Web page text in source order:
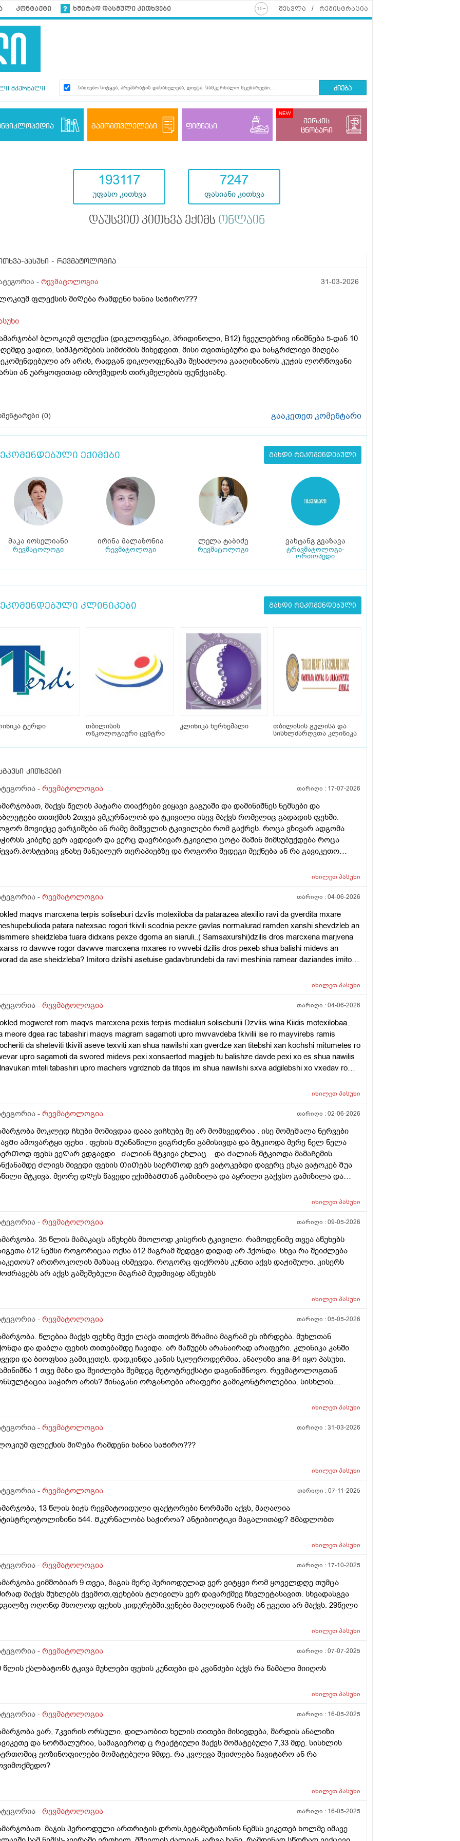
კონტაქტი ხშირად დასმული კითხვები შესვლა რეგისტრაცია
მკურნალი ძიება
გამომთვლელები ფიტნესი
მერკის
ცნობარი
193117
უფასო კითხვა
7247
ფასიანი კითხვა
დაუსვით კითხვა ექიმს ონლაინ
პასუხი - რევმატოლოგია
- რევმატოლოგია 31-03-2026
ფლექსის მიᲦება რამდენი ხანია საᲭირო???
ბლოკიუმ ფლექსი (დიკლოფენაკი, პრიდინოლი, B12) ჩვეულებრივ ინიშნება 5-დან 10
ვადით, სიმპტომების სიმძიმის მიხედვით. მისი თვითნებური და ხანგრძლივი მიღება
არ არის, რადგან დიკლოფენაკმა შესაძლოა გააღიზიანოს კუჭის ლორწოვანი
ან უარყოფითად იმოქმედოს თირკმელების ფუნქციაზე.
(0) გააკეთეთ კომენტარი
ექიმები გახდი რეკომენდებული
მაკა იოსელიანი
რევმატოლოგი
ირინა მალაზონია
რევმატოლოგი
ლელა ტაბიძე
რევმატოლოგი
ვახტანგ გვაზავა
ტრავმატოლოგი-
ორთოპედი
კლინიკები გახდი რეკომენდებული
ტერდი
თბილისის
ონკოლოგიური ცენტრი
კლინიკა ხერხემალი
თბილისის გულისა და
სისხლძარღვთა კლინიკა
კითხვები
- რევმატოლოგია თარიღი : 17-07-2026
მაქვს წელის პატარა თიაქრები ვიყავი გაგუაში და დამინიშნეს ნემსები და
თითქმის 2თვეა ვმკურნალობ და ტკივილი ისევ მაქვს რომელიც გადადის ფეხში.
მოვიქცე ვარჯიშები ან რამე მიშველის ტკივილები რომ გაქრეს. როცა ვზივარ ადგომა
კიბეზე ვერ ავდივარ და ვერც დავრბივარ.ტკივილი ცოტა მაშინ მიმსუბუქდება როცა
ვნახე მანუალურ თერაპიებზე და როგორი შედეგი მექნება ან რა გავიკეთო
იხილეთპასუხი
- რევმატოლოგია თარიღი :04-06-2026
maqvs marcxena terpis soliseburi dzvlis motexiloba da patarazea atexilio ravi da gverdita mxare
patara natexsac rogori tkivili scodnia pexze gavlas normalurad ramden xanshi shevdzleb an
sheidzleba tuara didxans pexze dgoma an siaruli..( Samsaxurshi)dzilis dros marcxena marjvena
ro davwve rogor davwve marcxena mxares ro vwvebi dzilis dros pexeb shua balishi midevs an
da ase sheidzleba? Imitoro dzilshi asetuise gadavbrundebi da ravi meshinia ramear daziandes imitoro
an tualetshi shevdivaran aivanze skmaze vjdebi da sigarets vewevi da tabashiri ro quslzea
gaiaros .. Es samidgeaa yrud mtkiva yuradgebas ar vaqcev mara saagamoti sheteviti tkivilebibmaqvs
kide kalcimes da rabeloks da toqsivelons chamis dros da es toqsivenoli imisaa rom es shekruli rom
tabashirqshi sisxla kargad imodzraos mainc? . Da shekrulirom maqvs da titebi mekroba xolme
titebs shorisntitit msubuqad ro vwev mis gayoleba dzvlebia turaca mtkivdeba da esyvelaperi Am
3-4 dgeshinunda gaevlo Tu nel nela ?
იხილეთპასუხი
- რევმატოლოგია თარიღი :04-06-2026
mogweret rom maqvs marcxena pexis terpiis mediialuri soliseburiii Dzvliis wina Kiidis motexilobaa..
meore dgea rac tabashiri maqvs magram sagamoti upro mwvavdeba tkivilii ise ro mayvirebs ramis
da sheteviti tkivili aseve texviti xan shua nawilshi xan gverdze xan titebshi xan kochshi mitumetes ro
upro sagamoti da swored midevs pexi xonsaertod magijeb tu balishze davde pexi xo es shua nawilis
mteli tabashiri upro machers vgrdznob da titqos im shua nawilshi sxva adgilebshi xo vxedav ro
titqos pexi gabujebuli maaqvs marcxxniv da marjvniv xo saertod ver vwvebi dasadzineblad mteli weli
vaketeb da cal pexze vaketeb yvelapers xelebs viban turas vaketeb aseve mosawevad ro gavdivar
jer meore dgea ukve da es amdeni tkivili kuntebis da yvelaperi rogor gavudzleb 3-4kvira ar vici da
dges marcxena xelze shevamchnie ukve witladmaqvs ragac gamoberili da mtkiva dilit ar mqonda arc
xels ro videb mtkiva.. Albad sisxli vegar modzraobs am ese xelebit siarulit da am cal pexze
Pexi romelzec tabashiribmaq im pexis didi Titi titqos xan miwitldeba da aivanze ro gavdivar
milurjdeba amdros sheidzleba Tuara odnav sigrileshi yopna ? Momentebshi gushinac dzilshi
titqoso aseve didxan ert adgilas ar shemidzlia wola da arc dgoma imotoro meoredgea daukve jdoma
da vdgebi momentebshi pexi mitokavs da davijero tabashiri momeshva? Tumomeshva ragato
mocheras ..
იხილეთპასუხი
- რევმატოლოგია თარიღი :02-06-2026
მოკლედ Ჩხუბი მომივდაა დააა ვიᲩხუბე მე არ მომხვედრია . ისე მომეᲨალა ნერვები
ამოვარტყი ფეხი . ფეხის Შუანაწილი ვიგრᲫენი გამისივდა და მტკიოდა მერე ნელ ნელა
ფეხს ვეᲦარ ვდგავდი . Ძალიან მტკივა ეხლაც .. და Ძალიან მტკიოდა მამაᲩემის
Ძლივს მივედი ფეხის ᲗიᲗებს საერᲗოდ ვერ ვატოკებდი დავერც ეხკა ვატოკებ Შუა
მტკივა. მეორე დᲦეს წავედი ექიმბაᲨᲗან გამიზილა და აყრილი გაქვსო გამიზილა და
რენტგენი . და ექიმმა ეს დასკვნა დამიწერა . მარცხენა ტერფის მედიალური
ფეხის Შუა ნაწილის მარცხენა მხარეს გაქვს დაბეᲟილობა ᲨეᲨუპება და Შუა ნაწილᲨი
რაბელოკი . და ეს ყველაფერი მიᲨველის ფეხზე? Თან ესე მეუბნევა მინიმუმ 3-4კვირა
უნდა იყოვო და Ძალიან Თუარა 3-4კვირა რაᲗ უნდა Ძალიან მტკივა ფეხს ვერც მარცხენა
მხარეს ვერ ვწევ ვერ მაᲦლა დაბლა და ვერც ᲗიᲗებს ვატოკებ . რენტგენი 3მხრიდან
ფეხზე .
იხილეთპასუხი
- რევმატოლოგია თარიღი :09-05-2026
35 წლის მამაკაცს აწუხებს მხოლოდ კისერის ტკივილი. რამოდენიმე თვეა აწუხებს
ბ12 ნემსი როგორიცაა ოქსა ბ12 მაგრამ შედეგი დიდად არ ჰქონდა. სხვა რა შეიძლება
ართროკოლის მაზსაც ისმევდა. როგორც ფიქრობს კუნთი აქვს დაჭიმული. კისერს
არ აქვს გაშეშებული მაგრამ მუდმივად აწუხებს
იხილეთპასუხი
- რევმატოლოგია თარიღი :05-05-2026
წლებია მაქვს ფეხზე მუქი ლაქა თითქოს შრამია მაგრამ ეს იზრდება. მუხლთან
და დაბლა ფეხის თითებამდე ჩავიდა. არ მაწუებს არანაირად არაფერი. კლინიკა კანში
და ბიოფსია გამიკეთეს. დადკინდა კანის სკლეროდერმია. ანალიზი ana-84 იყო პასუხი.
1 თვე მაზი და შეიძლება შემდეგ მეტოტრექსატი დაგინიშნოვო. რევმატოლოგთან
საჭირო არის? შინაგანი ორგანოები არაფერი გამიკონტროლებია. სისხლის
იხილეთპასუხი
- რევმატოლოგია თარიღი :31-03-2026
ფლექსის მიᲦება რამდენი ხანია საᲭირო???
იხილეთპასუხი
- რევმატოლოგია თარიღი :07-11-2025
13 წლის ბიჭს რევმატოიდული ფაქტორები ნორმაში აქვს, მაღალია
544. Მკურნალობა საჭიროა? Ანტიბიოტიკი მაგალითად? Გმადლობთ
იხილეთპასუხი
- რევმატოლოგია თარიღი : 17-10-2025
9 თვეა, მაგის მერე პერიოდულად ვერ ვიტყვი რომ ყოველდღე თუმცა
მაქვს მუხლებს ქვემოთ,ფეხების ტლივილს ვერ დავარქმევ ჩხვლეტასავით. სხვადასგვა
ოღონდ მხოლოდ ფეხის კიდურებში.ვენები მაღლიდან რამე ან ეგეთი არ მაქვს. 29წელი
იხილეთპასუხი
- რევმატოლოგია თარიღი :07-07-2025
წლის ქალბატონს ტკივა მუხლები ფეხის კუნთები და კვანძები აქვს რა წამალი მიიღოს
იხილეთპასუხი
- რევმატოლოგია თარიღი : 16-05-2025
ვარ, 7კვირის ორსული, დილაობით ხელის თითები მისივდება, შარდის ანალიზი
და ნორმალურია, სამაგიეროდ ც რეაქტიული მაქვს მომატებული 7,33 მდე. სისხლის
ეოზინოფილები მომატებული 9მდე. რა კვლევა შეიძლება ჩავიტარო ან რა
იხილეთპასუხი
- რევმატოლოგია თარიღი : 16-05-2025
მაჯის პერიოდული ართრიტის დროს,ბეტამეტაზონის ნემსს ვიკეთებ ხოლმე იმავე